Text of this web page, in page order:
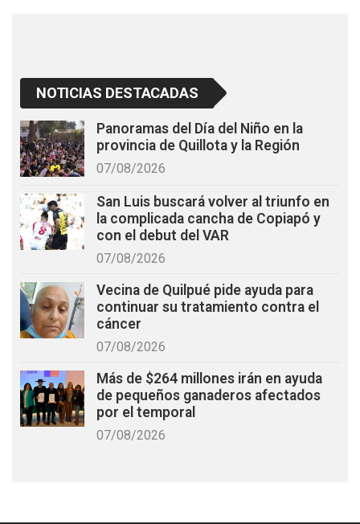
NOTICIAS DESTACADAS
Panoramas del Día del Niño en la
provincia de Quillota y la Región
07/08/2026
San Luis buscará volver al triunfo en
la complicada cancha de Copiapó y
con el debut del VAR
07/08/2026
Vecina de Quilpué pide ayuda para
continuar su tratamiento contra el
cáncer
07/08/2026
Más de $264 millones irán en ayuda
de pequeños ganaderos afectados
por el temporal
07/08/2026